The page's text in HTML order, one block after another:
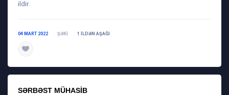
ildir.
04 MART 2022 ŞƏKI 1 ILDƏN AŞAĞI
SƏRBƏST MÜHASIB